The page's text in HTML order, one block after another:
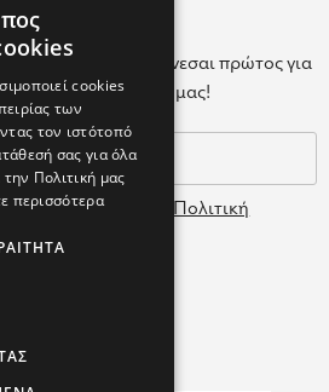
για να ενημερώνεσαι πρώτος για
προϊόντα μας!
Χρήσης
Πολιτική
cookies
των
τον ιστότοπό
σας για όλα
Πολιτική μας
περισσότερα